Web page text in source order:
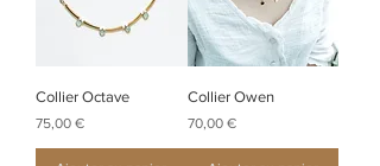
Collier Octave
Prix
75,00 €
Collier Owen
Prix
70,00 €